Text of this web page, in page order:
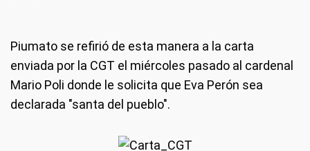
Piumato se refirió de esta manera a la carta
enviada por la CGT el miércoles pasado al cardenal
Mario Poli donde le solicita que Eva Perón sea
declarada "santa del pueblo".